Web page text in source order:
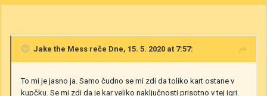
Jake the Mess reče Dne, 15. 5. 2020 at 7:57:
To mi je jasno ja. Samo čudno se mi zdi da toliko kart ostane v
kupčku. Se mi zdi da je kar veliko naključnosti prisotno v tej igri.